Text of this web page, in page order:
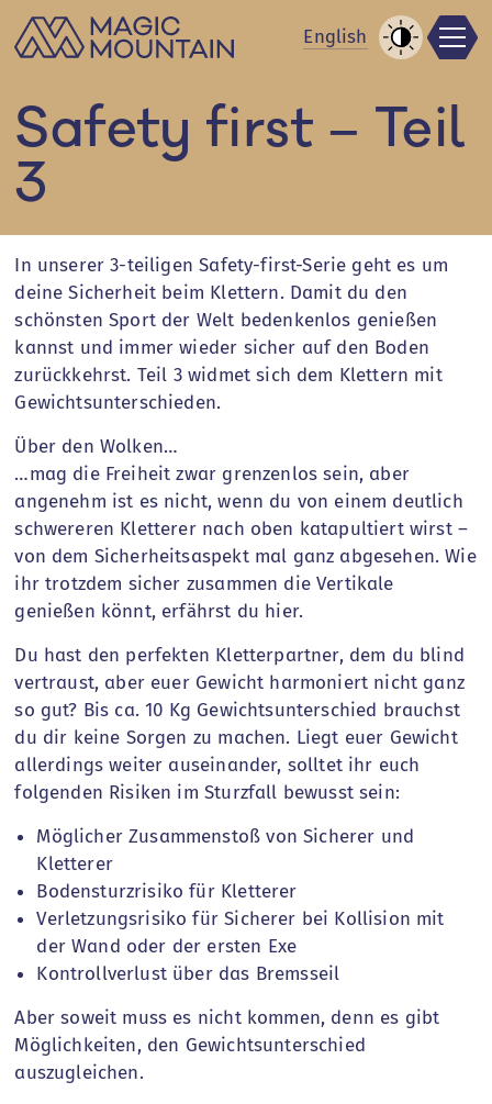
Zum
Inhalt
English
Safety first – Teil
3
In unserer 3-teiligen Safety-first-Serie geht es um
deine Sicherheit beim Klettern. Damit du den
schönsten Sport der Welt bedenkenlos genießen
kannst und immer wieder sicher auf den Boden
zurückkehrst. Teil 3 widmet sich dem Klettern mit
Gewichtsunterschieden.
Über den Wolken…
…mag die Freiheit zwar grenzenlos sein, aber
angenehm ist es nicht, wenn du von einem deutlich
schwereren Kletterer nach oben katapultiert wirst –
von dem Sicherheitsaspekt mal ganz abgesehen. Wie
ihr trotzdem sicher zusammen die Vertikale
genießen könnt, erfährst du hier.
Du hast den perfekten Kletterpartner, dem du blind
vertraust, aber euer Gewicht harmoniert nicht ganz
so gut? Bis ca. 10 Kg Gewichtsunterschied brauchst
du dir keine Sorgen zu machen. Liegt euer Gewicht
allerdings weiter auseinander, solltet ihr euch
folgenden Risiken im Sturzfall bewusst sein:
Möglicher Zusammenstoß von Sicherer und
Kletterer
Bodensturzrisiko für Kletterer
Verletzungsrisiko für Sicherer bei Kollision mit
der Wand oder der ersten Exe
Kontrollverlust über das Bremsseil
Aber soweit muss es nicht kommen, denn es gibt
Möglichkeiten, den Gewichtsunterschied
auszugleichen.